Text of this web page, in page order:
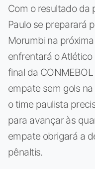
Com o resultado da
Paulo se preparará
Morumbi na
enfrentará o
final da
empate sem gols
o time paulista
para avançar às
empate obrigará a
pênaltis.